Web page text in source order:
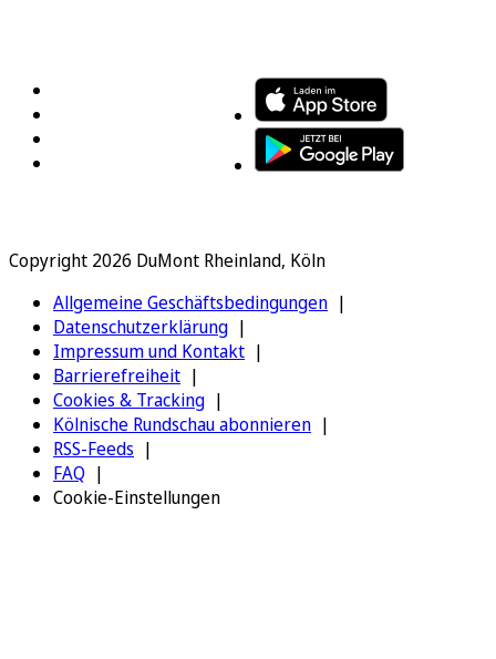
Copyright 2026 DuMont Rheinland, Köln
Allgemeine Geschäftsbedingungen
Datenschutzerklärung
Impressum und Kontakt
Barrierefreiheit
Cookies & Tracking
Kölnische Rundschau abonnieren
RSS-Feeds
FAQ
Cookie-Einstellungen